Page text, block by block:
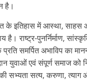
है।
के इतिहास में आस्था, साहस
राष्ट्र-पुनर्निर्माण,
समर्पित अभाविप का
युवाओं एवं संपूर्ण समाज को
सभ्यता सत्य, करुणा, त्याग